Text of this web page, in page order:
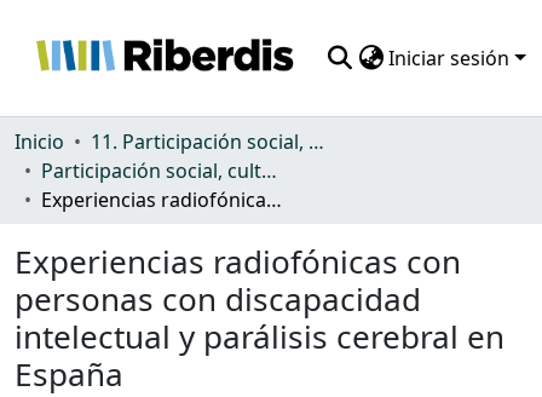
Iniciar sesión
Comunidades
Todo DSpace
Inicio
11. Participación social, cultural y política
Participación social, cultural y política
Experiencias radiofónicas con personas con discapacidad intelectual y parálisis cerebral en España
Experiencias radiofónicas con
personas con discapacidad
intelectual y parálisis cerebral en
España